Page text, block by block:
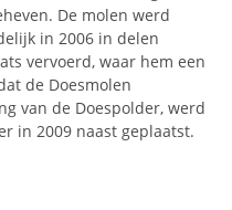
De molen werd
in 2006 in delen
vervoerd, waar hem een
de Doesmolen
van de Doespolder, werd
in 2009 naast geplaatst.